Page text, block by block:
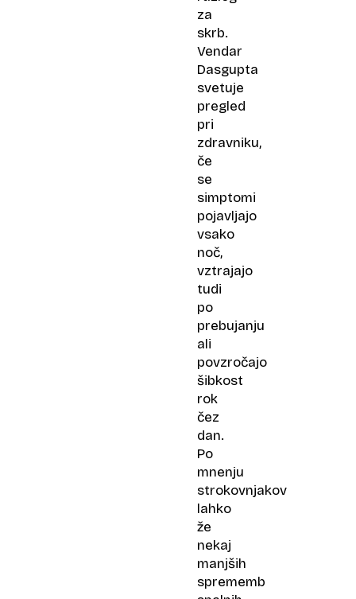
za
skrb.
Vendar
Dasgupta
svetuje
pregled
pri
zdravniku,
če
se
simptomi
pojavljajo
vsako
noč,
vztrajajo
tudi
po
prebujanju
ali
povzročajo
šibkost
rok
čez
dan.
Po
mnenju
strokovnjakov
lahko
že
nekaj
manjših
sprememb